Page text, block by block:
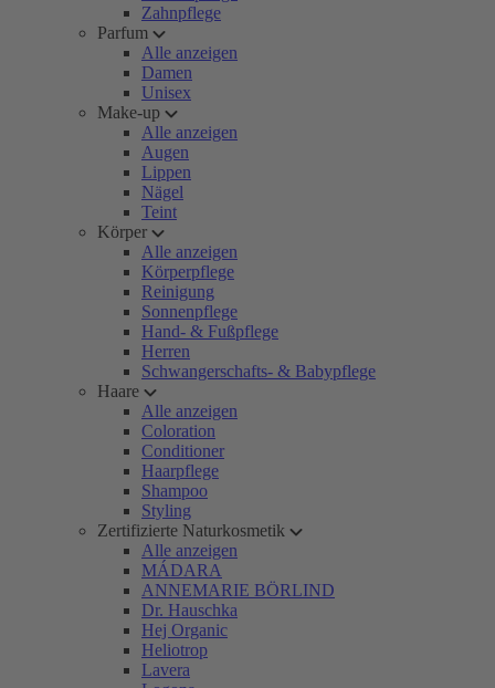
Zahnpflege
Parfum
Alle anzeigen
Damen
Unisex
Make-up
Alle anzeigen
Augen
Lippen
Nägel
Teint
Körper
Alle anzeigen
Körperpflege
Reinigung
Sonnenpflege
Hand- & Fußpflege
Herren
Schwangerschafts- & Babypflege
Haare
Alle anzeigen
Coloration
Conditioner
Haarpflege
Shampoo
Styling
Zertifizierte Naturkosmetik
Alle anzeigen
MÁDARA
ANNEMARIE BÖRLIND
Dr. Hauschka
Hej Organic
Heliotrop
Lavera